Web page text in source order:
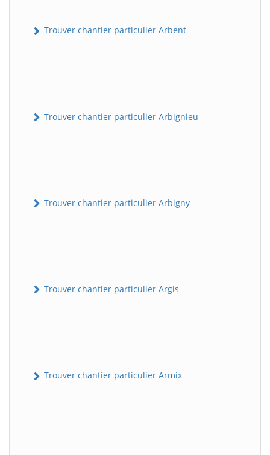
Trouver chantier particulier Arbent
Trouver chantier particulier Arbignieu
Trouver chantier particulier Arbigny
Trouver chantier particulier Argis
Trouver chantier particulier Armix